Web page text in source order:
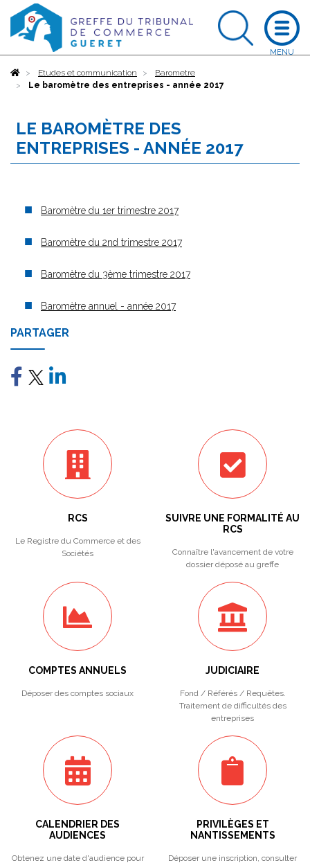
AccueilEtudes et communication
Barometre
Le baromètre des entreprises - année 2017
LE BAROMÈTRE DES
ENTREPRISES - ANNÉE 2017
Baromètre du 1er trimestre 2017
Baromètre du 2nd trimestre 2017
Baromètre du 3ème trimestre 2017
Baromètre annuel - année 2017
PARTAGER
RCS
Le Registre du Commerce et des
Sociétés
SUIVRE UNE FORMALITÉ AU
RCS
Connaître l'avancement de votre
dossier déposé au greffe
COMPTES ANNUELS
Déposer des comptes sociaux
JUDICIAIRE
Fond / Référés / Requêtes.
Traitement de difficultés des
entreprises
CALENDRIER DES
AUDIENCES
Obtenez une date d'audience pour
PRIVILÈGES ET
NANTISSEMENTS
Déposer une inscription, consulter